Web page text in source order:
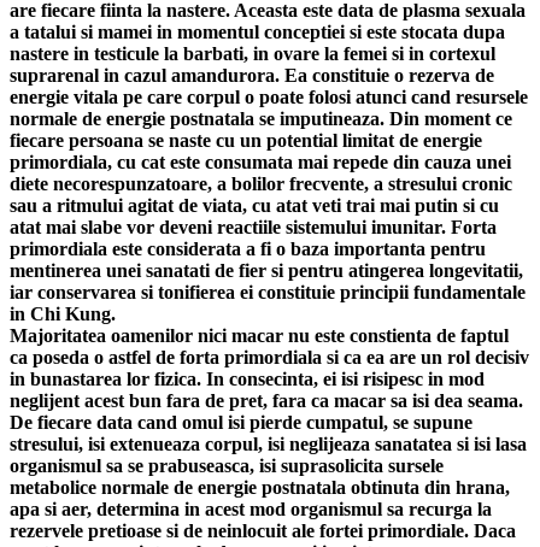
are fiecare fiinta la nastere. Aceasta este data de plasma sexuala
a tatalui si mamei in momentul conceptiei si este stocata dupa
nastere in testicule la barbati, in ovare la femei si in cortexul
suprarenal in cazul amandurora. Ea constituie o rezerva de
energie vitala pe care corpul o poate folosi atunci cand resursele
normale de energie postnatala se imputineaza. Din moment ce
fiecare persoana se naste cu un potential limitat de energie
primordiala, cu cat este consumata mai repede din cauza unei
diete necorespunzatoare, a bolilor frecvente, a stresului cronic
sau a ritmului agitat de viata, cu atat veti trai mai putin si cu
atat mai slabe vor deveni reactiile sistemului imunitar. Forta
primordiala este considerata a fi o baza importanta pentru
mentinerea unei sanatati de fier si pentru atingerea longevitatii,
iar conservarea si tonifierea ei constituie principii fundamentale
in Chi Kung.
Majoritatea oamenilor nici macar nu este constienta de faptul
ca poseda o astfel de forta primordiala si ca ea are un rol decisiv
in bunastarea lor fizica. In consecinta, ei isi risipesc in mod
neglijent acest bun fara de pret, fara ca macar sa isi dea seama.
De fiecare data cand omul isi pierde cumpatul, se supune
stresului, isi extenueaza corpul, isi neglijeaza sanatatea si isi lasa
organismul sa se prabuseasca, isi suprasolicita sursele
metabolice normale de energie postnatala obtinuta din hrana,
apa si aer, determina in acest mod organismul sa recurga la
rezervele pretioase si de neinlocuit ale fortei primordiale. Daca